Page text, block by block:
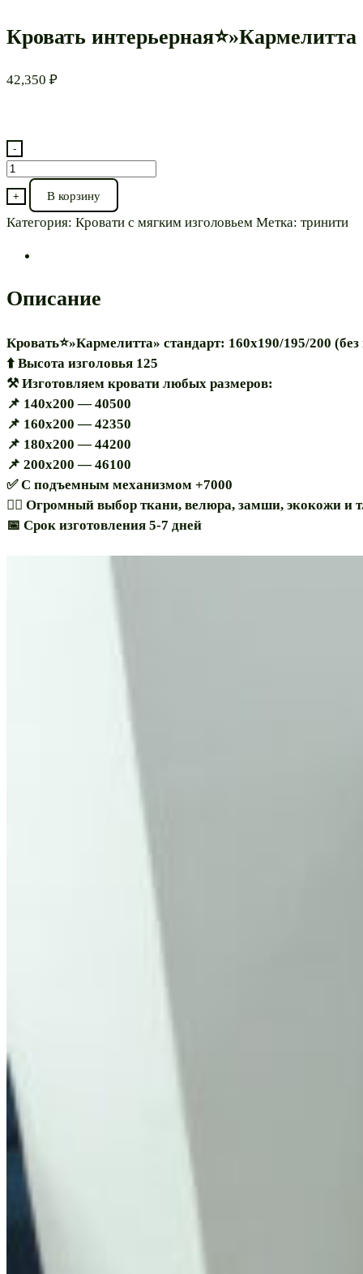
Кровать интерьерная⭐»Кармелитта
42,350 ₽
-
Количество
товара
Кровать
интерьерная⭐"Кармелитта
+ В корзину
Категория: Кровати с мягким изголовьем Метка: тринити
Описание
Кровать⭐»Кармелитта» стандарт: 160х190/195/200
⬆️ Высота изголовья 125
⚒ Изготовляем кровати любых размеров:
📌 140х200 — 40500
📌 160х200 — 42350
📌 180х200 — 44200
📌 200х200 — 46100
✅ С подъемным механизмом +7000
🏳️‍🌈 Огромный выбор ткани, велюра, замши, экокожи и
📅 Срок изготовления 5-7 дней